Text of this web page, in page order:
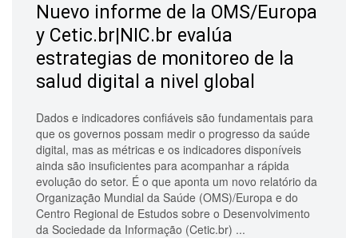
Nuevo informe de la OMS/Europa
y Cetic.br|NIC.br evalúa
estrategias de monitoreo de la
salud digital a nivel global
Dados e indicadores confiáveis são fundamentais para
que os governos possam medir o progresso da saúde
digital, mas as métricas e os indicadores disponíveis
ainda são insuficientes para acompanhar a rápida
evolução do setor. É o que aponta um novo relatório da
Organização Mundial da Saúde (OMS)/Europa e do
Centro Regional de Estudos sobre o Desenvolvimento
da Sociedade da Informação (Cetic.br) ...